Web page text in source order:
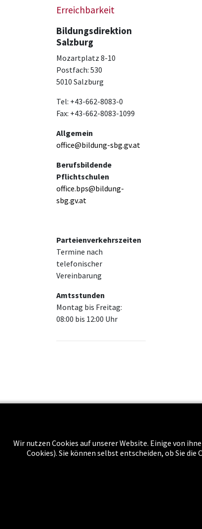
Erreichbarkeit
Bildungsdirektion
Salzburg
Mozartplatz 8-10
Postfach: 530
5010 Salzburg
Tel: +43-662-8083-0
Fax: +43-662-8083-1099
Allgemein
office@bildung-sbg.gv.at
Berufsbildende
Pflichtschulen
office.bps@bildung-
sbg.gv.at
Parteienverkehrszeiten
Termine nach
telefonischer
Vereinbarung
Amtsstunden
Montag bis Freitag:
08:00 bis 12:00 Uhr
Über
Wir nutzen Cookies auf unserer Website. Einige von
Cookies). Sie können selbst entscheiden, ob Sie